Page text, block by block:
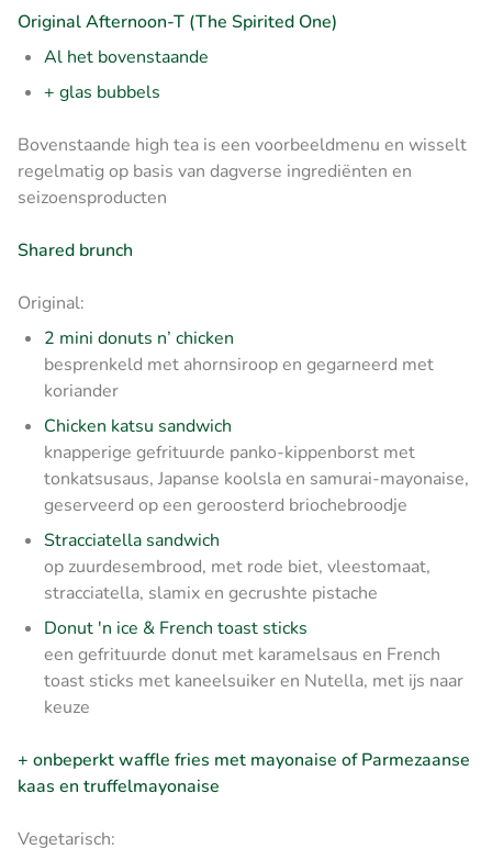
Original Afternoon-T (The Spirited One)
Al het bovenstaande
+ glas bubbels
Bovenstaande high tea is een voorbeeldmenu en wisselt
regelmatig op basis van dagverse ingrediënten en
seizoensproducten
Shared brunch
Original:
2 mini donuts n’ chicken
besprenkeld met ahornsiroop en gegarneerd met
koriander
Chicken katsu sandwich
knapperige gefrituurde panko-kippenborst met
tonkatsusaus, Japanse koolsla en samurai-mayonaise,
geserveerd op een geroosterd briochebroodje
Stracciatella sandwich
op zuurdesembrood, met rode biet, vleestomaat,
stracciatella, slamix en gecrushte pistache
Donut 'n ice & French toast sticks
een gefrituurde donut met karamelsaus en French
toast sticks met kaneelsuiker en Nutella, met ijs naar
keuze
+ onbeperkt waffle fries met mayonaise of Parmezaanse
kaas en truffelmayonaise
Vegetarisch: